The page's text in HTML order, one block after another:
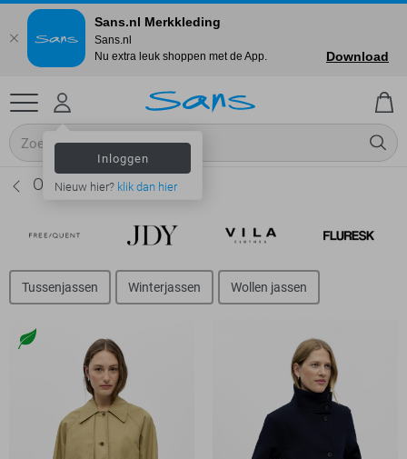
Inloggen
Nieuw hier? klik dan hier
Object Jassen - Dames
Tussenjassen Winterjassen Wollen jassen
Sans.nl Merkkleding
Sans.nl
Nu extra leuk shoppen met de App.
Download